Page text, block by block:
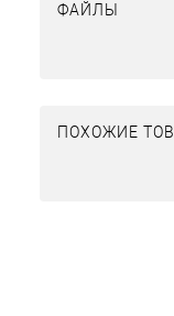
ФАЙЛЫ
ПОХОЖИЕ